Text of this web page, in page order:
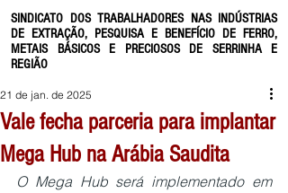
SINDICATO DOS TRABALHADORES NAS INDÚSTRIAS
DE EXTRAÇÃO, PESQUISA E BENEFÍCIO DE FERRO,
METAIS BÁSICOS E PRECIOSOS DE SERRINHA E
REGIÃO
Vale fecha parceria para implantar
Mega Hub na Arábia Saudita
21 de jan. de 2025
O Mega Hub será implementado em